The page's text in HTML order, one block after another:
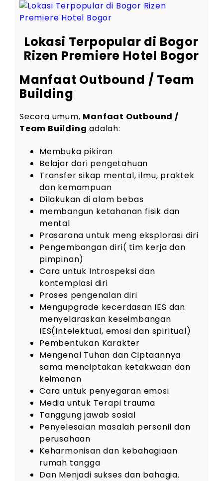
Lokasi Terpopular di Bogor
Rizen Premiere Hotel Bogor
Manfaat Outbound / Team
Building
Secara umum, Manfaat Outbound /
Team Building adalah:
Membuka pikiran
Belajar dari pengetahuan
Transfer sikap mental, ilmu, praktek
dan kemampuan
Dilakukan di alam bebas
membangun ketahanan fisik dan
mental
Prasarana untuk meng eksplorasi diri
Pengembangan diri( tim kerja dan
pimpinan)
Cara untuk Introspeksi dan
kontemplasi diri
Proses pengenalan diri
Mengupgrade kecerdasan IES dan
menyelaraskan keseimbangan
IES(Intelektual, emosi dan spiritual)
Pembentukan Karakter
Mengenal Tuhan dan Ciptaannya
sama menciptakan ketakwaan dan
keimanan
Cara untuk penyegaran emosi
Media untuk Terapi trauma
Tanggung jawab sosial
Penyelesaian masalah personil dan
perusahaan
Keharmonisan dan kebahagiaan
rumah tangga
Dan Menjadi sukses dan bahagia.